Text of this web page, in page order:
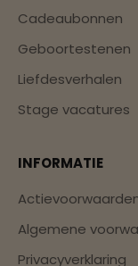
Cadeaubonnen
Geboortestenen
Liefdesverhalen
Stage vacatures
INFORMATIE
Algemene
Privacyverklaring